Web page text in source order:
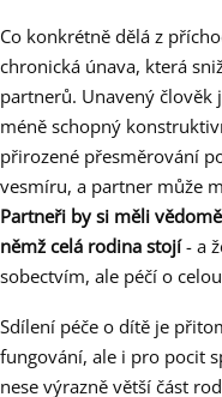
Co konkrétně dělá z
chronická únava, která
partnerů. Unavený člověk
méně schopný
přirozené přesměrování
vesmíru, a partner může
Partneři by si měli
němž celá rodina stojí- a
sobectvím, ale péčí o
Sdílení péče o dítě je
fungování, ale i pro pocit
nese výrazně větší část